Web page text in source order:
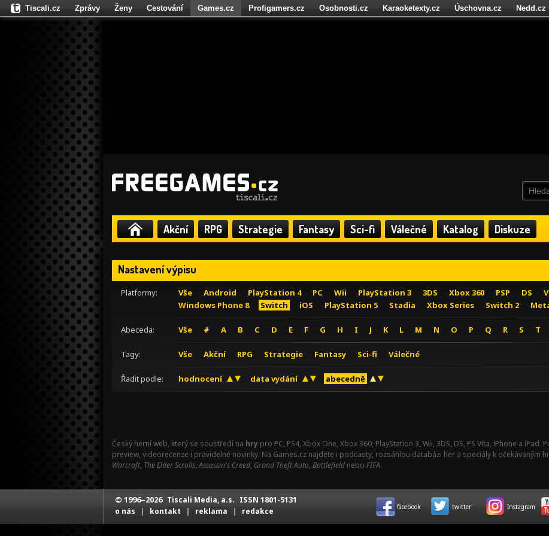
Akční RPG Strategie Fantasy Sci-fi Válečné Katalog Diskuze
Nastavení výpisu
Platformy: Vše Android PlayStation 4 PC Wii PlayStation 3 3DS Xbox 360 PSP DS
Windows Phone 8
Switch iOS PlayStation 5 Stadia Xbox Series Switch 2
Abeceda: Vše # A B C D E F G H I J K L M N O P Q R S T
Tagy: Vše Akční RPG Strategie Fantasy Sci-fi Válečné
Řadit podle: hodnocení data vydání abecedně
Český herní web, který se soustředí na hry pro PC, PS4, Xbox One, Xbox 360, PlayStation 3, Wii, 3DS, DS, PS Vita, iPhone a
preview, videorecenze i pravidelné novinky. Na Games.cz najdete i podcasty, rozsáhlou databázi her a speciály k očekávaným
Warcraft, The Elder Scrolls,Assassin's Creed, Grand Theft Auto, Battlefield nebo FIFA.
Tiscali.cz Zprávy Ženy Cestování Games.cz Profigamers.cz Osobnosti.cz Karaoketexty.cz Úschovna.cz
Nedd.cz
Fights.cz
© 1996–2026 Tiscali Media, a.s. ISSN 1801-5131
o nás | kontakt | reklama | redakce facebook twitter Instagram